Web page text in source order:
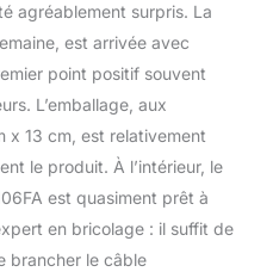
agréablement surpris. La
est arrivée avec
point positif souvent
L’emballage, aux
x 13 cm, est relativement
le produit. À l’intérieur, le
est quasiment prêt à
en bricolage : il suffit de
brancher le câble